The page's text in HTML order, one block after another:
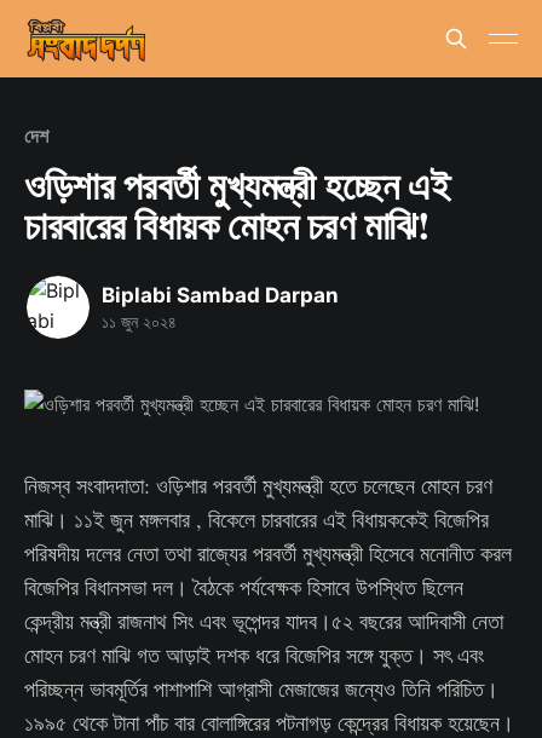
দেশ
ওড়িশার পরবর্তী মুখ্যমন্ত্রী হচ্ছেন এই
চারবারের বিধায়ক মোহন চরণ মাঝি!
Biplabi Sambad Darpan
১১ জুন ২০২৪
নিজস্ব সংবাদদাতা: ওড়িশার পরবর্তী মুখ্যমন্ত্রী হতে চলেছেন মোহন চরণ
মাঝি। ১১ই জুন মঙ্গলবার , বিকেলে চারবারের এই বিধায়ককেই বিজেপির
পরিষদীয় দলের নেতা তথা রাজ্যের পরবর্তী মুখ্যমন্ত্রী হিসেবে মনোনীত করল
বিজেপির বিধানসভা দল। বৈঠকে পর্যবেক্ষক হিসাবে উপস্থিত ছিলেন
কেন্দ্রীয় মন্ত্রী রাজনাথ সিং এবং ভূপেন্দর যাদব।৫২ বছরের আদিবাসী নেতা
মোহন চরণ মাঝি গত আড়াই দশক ধরে বিজেপির সঙ্গে যুক্ত। সৎ এবং
পরিচ্ছন্ন ভাবমূর্তির পাশাপাশি আগ্রাসী মেজাজের জন্যেও তিনি পরিচিত।
১৯৯৫ থেকে টানা পাঁচ বার বোলাঙ্গিরের পটনাগড় কেন্দ্রের বিধায়ক হয়েছেন।